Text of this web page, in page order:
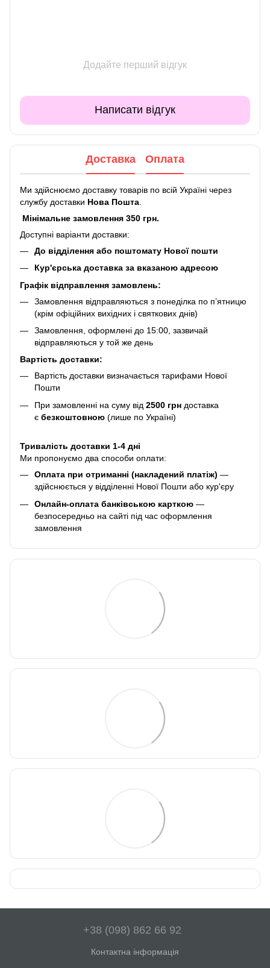
Додайте перший відгук
Написати відгук
Доставка Оплата
Ми здійснюємо доставку товарів по всій Україні через
службу доставки Нова Пошта
Мінімальне замовлення 350 грн.
Доступні варіанти доставки:
До відділення або поштомату Нової пошти
Кур'єрська доставка за вказаною адресою
Графік відправлення замовлень:
Замовлення відправляються з понеділка по п’ятницю
(крім офіційних вихідних і святкових днів)
Замовлення, оформлені до 15:00, зазвичай
відправляються у той же день
Вартість доставки:
Вартість доставки визначається тарифами Нової
Пошти
При замовленні на суму від 2500 грн доставка
є безкоштовною (лише по Україні)
Тривалість доставки 1-4 дні
Ми пропонуємо два способи оплати:
Оплата при отриманні (накладений платіж) —
здійснюється у відділенні Нової Пошти або кур'єру
Онлайн-оплата банківською карткою —
безпосередньо на сайті під час оформлення
замовлення
+38 (098) 862 66 92
Контактна інформація